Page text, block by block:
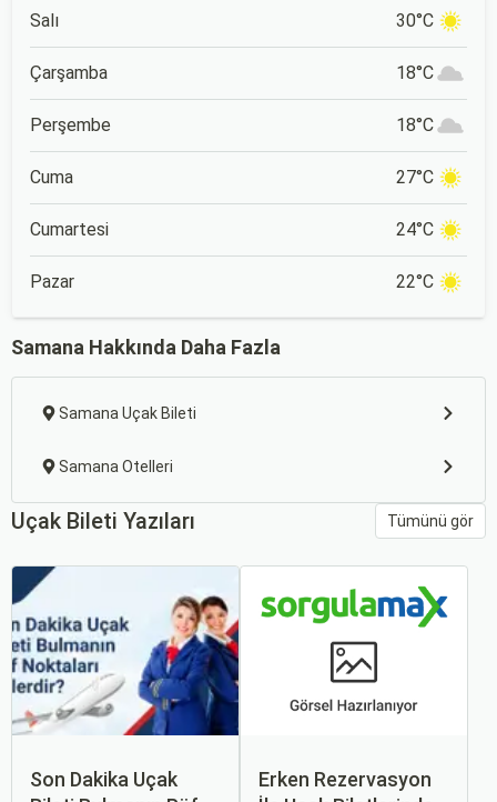
Salı 30°C
Çarşamba 18°C
Perşembe 18°C
Cuma 27°C
Cumartesi 24°C
Pazar 22°C
Samana Hakkında Daha Fazla
Samana Uçak Bileti
Samana Otelleri
Uçak Bileti Yazıları Tümünü gör
Son Dakika Uçak
Erken Rezervasyon